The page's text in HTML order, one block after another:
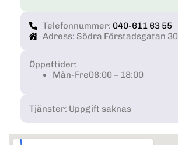
Telefonnummer: 040-611 63 55
Adress: Södra Förstadsgatan 30
Öppettider:
Mån-Fre08:00 – 18:00
Tjänster: Uppgift saknas